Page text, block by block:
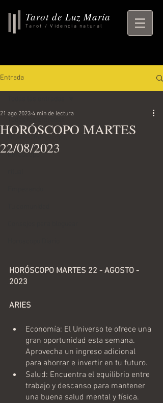
Tarot de Luz María
Tarot / Videncia natural
Entrada
horoscopo
HORÓSCOPO MARTES
22/08/2023
21 ago 2023 4 min de lectura
HORÓSCOPO MARTES 22 - AGOSTO -
2023
ARIES
Economía: El Universo te ofrece una
gran oportunidad esta semana.
Aprovecha un ingreso adicional
para ahorrar e invertir en tu futuro.
Salud: Encuentra el equilibrio entre
trabajo y descanso para mantener
una buena salud mental y física.